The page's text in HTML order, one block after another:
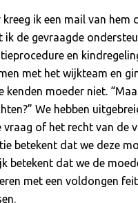
kreeg ik een mail van hem
de gevraagde
en
met het wijkteam en
kenden moeder niet.
We hebben
vraag of het recht van de
betekent dat we deze
betekent dat we de
met een voldongen